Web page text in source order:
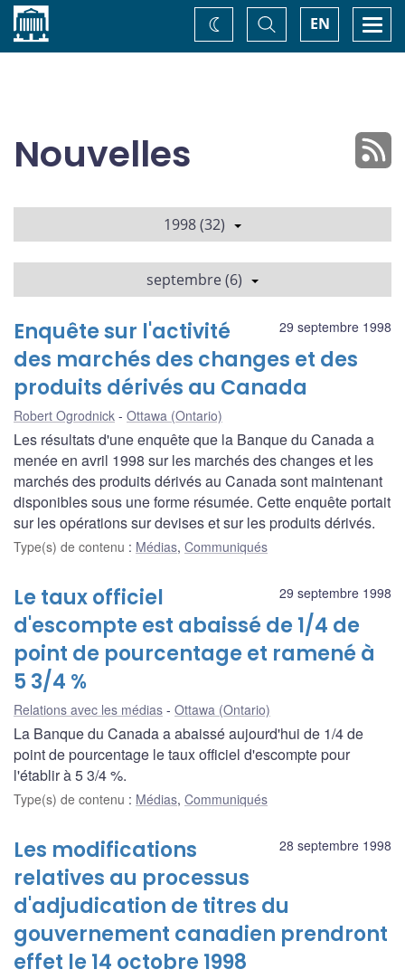
Accueil EN
Basculer
la
recherche
Changez
de
Nouvelles
1998 (32)
septembre (6)
29 septembre 1998
Enquête sur l'activité
des marchés des changes et des
produits dérivés au Canada
Robert Ogrodnick Ottawa (Ontario)
Les résultats d'une enquête que la Banque du Canada a
menée en avril 1998 sur les marchés des changes et les
marchés des produits dérivés au Canada sont maintenant
disponibles sous une forme résumée. Cette enquête portait
sur les opérations sur devises et sur les produits dérivés.
Type(s) de contenu : Médias, Communiqués
29 septembre 1998
Le taux officiel
d'escompte est abaissé de 1/4 de
point de pourcentage et ramené à
5 3/4 %
Relations avec les médias Ottawa (Ontario)
La Banque du Canada a abaissé aujourd'hui de 1/4 de
point de pourcentage le taux officiel d'escompte pour
l'établir à 5 3/4 %.
Type(s) de contenu : Médias, Communiqués
28 septembre 1998
Les modifications
relatives au processus
d'adjudication de titres du
gouvernement canadien prendront
effet le 14 octobre 1998